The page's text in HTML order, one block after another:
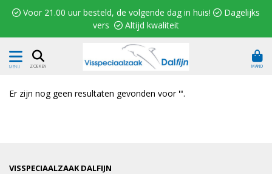
 Voor 21.00 uur besteld, de volgende dag in huis!  Dagelijks
vers  Altijd kwaliteit
MENU ZOEKEN MAND
Er zijn nog geen resultaten gevonden voor ''.
VISSPECIAALZAAK DALFIJN